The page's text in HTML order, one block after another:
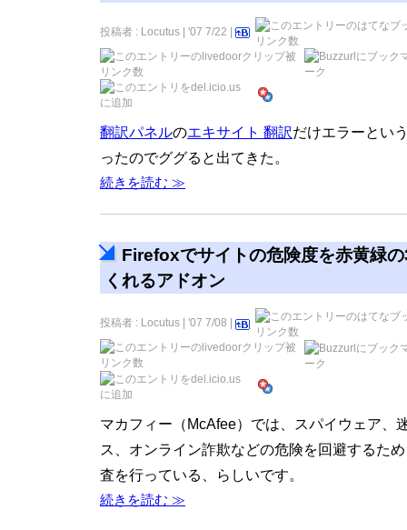
投稿者 : Locutus | '07 7/22 |
翻訳パネルのエキサイト 翻訳だけエラーとい
ったのでググると出てきた。
続きを読む ≫
Firefoxでサイトの危険度を赤黄緑
くれるアドオン
投稿者 : Locutus | '07 7/08 |
マカフィー（McAfee）では、スパイウェア、
ス、オンライン詐欺などの危険を回避するた
査を行っている、らしいです。
続きを読む ≫